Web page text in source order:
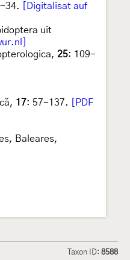
34.
[Digitalisat auf
uit
25: 109-
17: 57-137.
[PDF
Baleares,
Taxon ID: 8588